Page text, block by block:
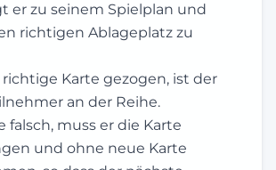
er zu seinem Spielplan und
richtigen Ablageplatz zu
Karte gezogen, ist der
an der Reihe.
falsch, muss er die Karte
und ohne neue Karte